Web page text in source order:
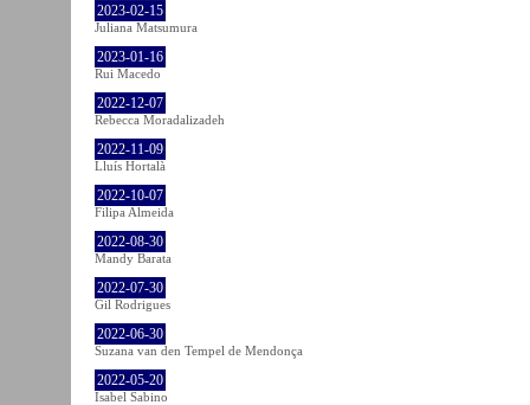
2023-02-15
Juliana Matsumura
2023-01-16
Rui Macedo
2022-12-07
Rebecca Moradalizadeh
2022-11-09
Lluís Hortalà
2022-10-07
Filipa Almeida
2022-08-30
Mandy Barata
2022-07-30
Gil Rodrigues
2022-06-30
Suzana van den Tempel de Mendonça
2022-05-20
Isabel Sabino